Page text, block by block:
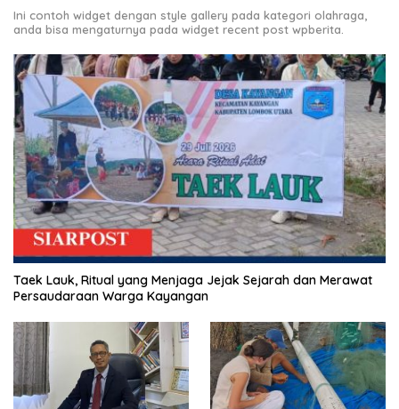
Ini contoh widget dengan style gallery pada kategori olahraga,
anda bisa mengaturnya pada widget recent post wpberita.
Taek Lauk, Ritual yang Menjaga Jejak Sejarah dan Merawat
Persaudaraan Warga Kayangan